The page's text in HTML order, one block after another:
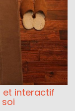
et interactif